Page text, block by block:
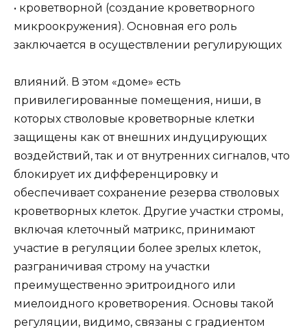
• кроветворной (создание кроветворного
микроокружения). Основная его роль
заключается в осуществлении регулирующих
влияний. В этом «доме» есть
привилегированные помещения, ниши, в
которых стволовые кроветворные клетки
защищены как от внешних индуцирующих
воздействий, так и от внутренних сигналов, что
блокирует их дифференцировку и
обеспечивает сохранение резерва стволовых
кроветворных клеток. Другие участки стромы,
включая клеточный матрикс, принимают
участие в регуляции более зрелых клеток,
разграничивая строму на участки
преимущественно эритроидного или
миелоидного кроветворения. Основы такой
регуляции, видимо, связаны с градиентом